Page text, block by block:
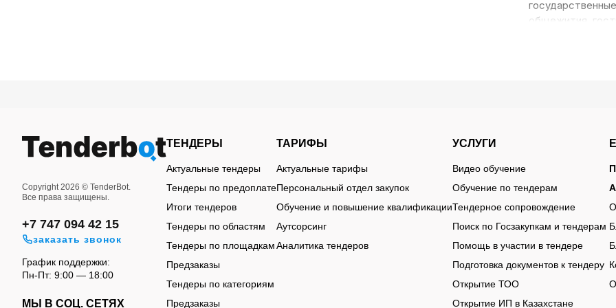
общежития,
используется
аксессуары для хранения одежды. Отдельно публикуются закупки на хозяйственные товары для прачечных и
Во многих случаях заказчики закупают сразу комплект оборудования и сопутствующих товаров. Например,
гладильные доски, стойки для одежды, шкафы, корзины для белья и расходные материалы. Из-за этого часть
бытовых товаров, но и в более широкие хозяйственные или мебельные лоты.
Требования к товарам зависят от типа учреждения и условий эксплуатации. Для некоторых организаций
постоянной нагрузкой закупается оборудование с повышенным ресурсом работы. В техническом описании
подошвы утюга, функции подачи пара, размеры изделий, материалы изготовления и требования к
Нередко закупки публикуются небольшими партиями, однако встречаются и крупные тендеры сразу на
характерно для организаций с большим количеством персонала или постоянным потоком посетителей.
Copyright 2026 © TenderBot.
Все права защищены.
+7 747 094 42 15
заказать звонок
График поддержки:
Пн-Пт: 9:00 — 18:00
МЫ В СОЦ. СЕТЯХ
ТЕНДЕРЫ
Актуальные тендеры
Тендеры по предоплате
Итоги тендеров
Тендеры по областям
Тендеры по площадкам
Предзаказы
Тендеры по категориям
Предзаказы
ТАРИФЫ
Актуальные тарифы
Персональный отдел закупок
Обучение и повышение квалификации
Аутсорсинг
Аналитика тендеров
УСЛУГИ
Видео обучение
Обучение по тендерам
Тендерное сопровождение
Поиск по Госзакупкам и тендерам
Помощь в участии в тендере
Подготовка документов к тендеру
Открытие ТОО
Открытие ИП в Казахстане